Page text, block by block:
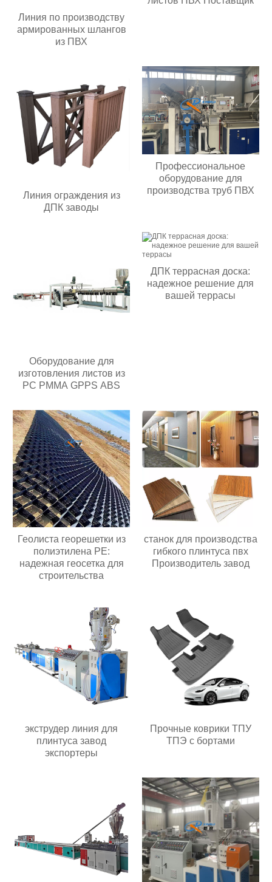
Линия по производству
армированных шлангов
из ПВХ
Линия ограждения из
ДПК заводы
Профессиональное
оборудование для
производства труб ПВХ
Оборудование для
изготовления листов из
PC PMMA GPPS ABS
ДПК террасная доска:
надежное решение для
вашей террасы
Геолиста георешетки из
полиэтилена PE:
надежная геосетка для
строительства
станок для производства
гибкого плинтуса пвх
Производитель завод
экструдер линия для
плинтуса завод
экспортеры
Прочные коврики ТПУ
ТПЭ с бортами